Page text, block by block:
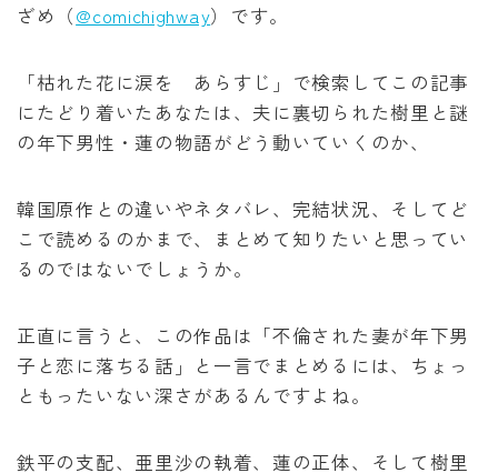
枯れた花に涙を
よくある令嬢転生だと思ったのに
薬屋のひとりごと
黒執事
俺だけレベルアップな件
オフィスの彼女
泣いてみろ、乞うてもいい
ざめ（@comichighway）です。
「枯れた花に涙を あらすじ」で検索してこの記事
にたどり着いたあなたは、夫に裏切られた樹里と謎
の年下男性・蓮の物語がどう動いていくのか、
韓国原作との違いやネタバレ、完結状況、そしてど
こで読めるのかまで、まとめて知りたいと思ってい
るのではないでしょうか。
正直に言うと、この作品は「不倫された妻が年下男
子と恋に落ちる話」と一言でまとめるには、ちょっ
ともったいない深さがあるんですよね。
鉄平の支配、亜里沙の執着、蓮の正体、そして樹里